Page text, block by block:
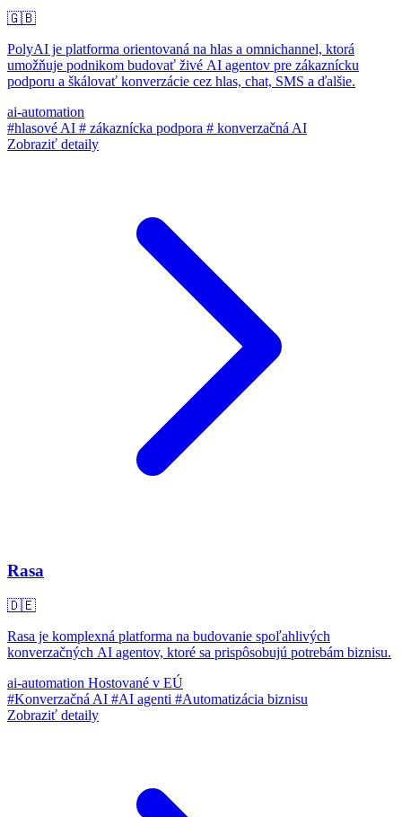
🇬🇧
PolyAI je platforma orientovaná na hlas a omnichannel, ktorá
umožňuje podnikom budovať živé AI agentov pre zákaznícku
podporu a škálovať konverzácie cez hlas, chat, SMS a ďalšie.
ai-automation
#hlasové AI # zákaznícka podpora # konverzačná AI
Zobraziť detaily
Rasa
🇩🇪
Rasa je komplexná platforma na budovanie spoľahlivých
konverzačných AI agentov, ktoré sa prispôsobujú potrebám biznisu.
ai-automation Hostované v EÚ
#Konverzačná AI #AI agenti #Automatizácia biznisu
Zobraziť detaily